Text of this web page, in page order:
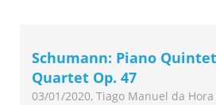
Schumann: Piano
Quartet Op. 47
03/01/2020, Tiago Manuel da Hora